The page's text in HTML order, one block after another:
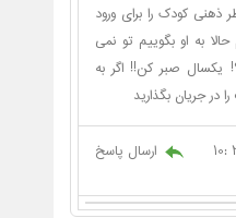
ذهنی کودک را برای ورود
به او بگوییم تو نمی
یکسال صبر کن!! اگر به
در جریان بگذارید
ارسال پاسخ